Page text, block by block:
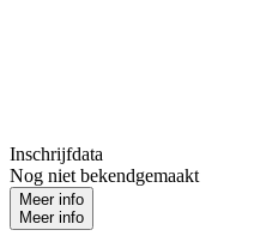
Inschrijfdata
Nog niet bekendgemaakt
Meer info
Meer info